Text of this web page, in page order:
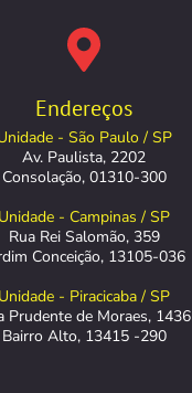
Endereços
- São Paulo / SP
Av. Paulista, 2202
Consolação, 01310-300
Unidade - Campinas / SP
Rua Rei Salomão, 359
Conceição, 13105-036
Unidade - Piracicaba / SP
Prudente de Moraes, 1436
Bairro Alto, 13415 -290